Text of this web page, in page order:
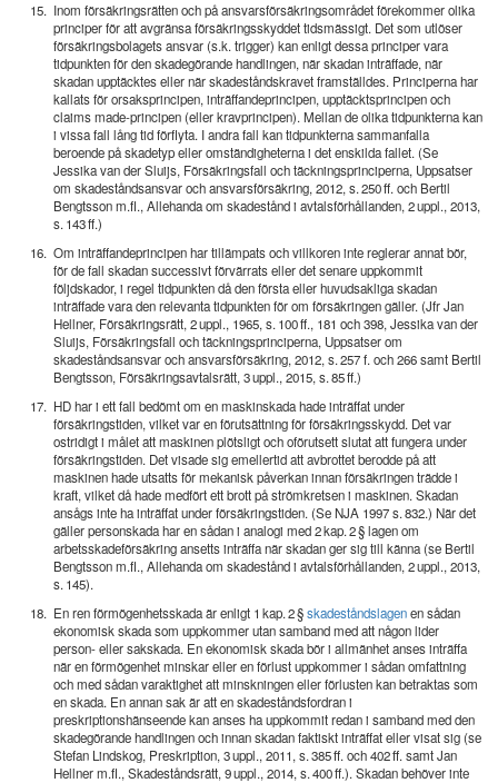
15. Inom försäkringsrätten och på ansvarsförsäkringsområdet förekommer olika
principer för att avgränsa försäkringsskyddet tidsmässigt. Det som utlöser
försäkringsbolagets ansvar (s.k. trigger) kan enligt dessa principer vara
tidpunkten för den skadegörande handlingen, när skadan inträffade, när
skadan upptäcktes eller när skadeståndskravet framställdes. Principerna har
kallats för orsaksprincipen, inträffandeprincipen, upptäcktsprincipen och
claims made-principen (eller kravprincipen). Mellan de olika tidpunkterna kan
i vissa fall lång tid förflyta. I andra fall kan tidpunkterna sammanfalla
beroende på skadetyp eller omständigheterna i det enskilda fallet. (Se
Jessika van der Sluijs, Försäkringsfall och täckningsprinciperna, Uppsatser
om skadeståndsansvar och ansvarsförsäkring, 2012, s. 250 ff. och Bertil
Bengtsson m.fl., Allehanda om skadestånd i avtalsförhållanden, 2 uppl., 2013,
s. 143 ff.)
16. Om inträffandeprincipen har tillämpats och villkoren inte reglerar annat bör,
för de fall skadan successivt förvärrats eller det senare uppkommit
följdskador, i regel tidpunkten då den första eller huvudsakliga skadan
inträffade vara den relevanta tidpunkten för om försäkringen gäller. (Jfr Jan
Hellner, Försäkringsrätt, 2 uppl., 1965, s. 100 ff., 181 och 398, Jessika van der
Sluijs, Försäkringsfall och täckningsprinciperna, Uppsatser om
skadeståndsansvar och ansvarsförsäkring, 2012, s. 257 f. och 266 samt Bertil
Bengtsson, Försäkringsavtalsrätt, 3 uppl., 2015, s. 85 ff.)
17. HD har i ett fall bedömt om en maskinskada hade inträffat under
försäkringstiden, vilket var en förutsättning för försäkringsskydd. Det var
ostridigt i målet att maskinen plötsligt och oförutsett slutat att fungera under
försäkringstiden. Det visade sig emellertid att avbrottet berodde på att
maskinen hade utsatts för mekanisk påverkan innan försäkringen trädde i
kraft, vilket då hade medfört ett brott på strömkretsen i maskinen. Skadan
ansågs inte ha inträffat under försäkringstiden. (Se NJA 1997 s. 832.) När det
gäller personskada har en sådan i analogi med 2 kap. 2 § lagen om
arbetsskadeförsäkring ansetts inträffa när skadan ger sig till känna (se Bertil
Bengtsson m.fl., Allehanda om skadestånd i avtalsförhållanden, 2 uppl., 2013,
s. 145).
18. En ren förmögenhetsskada är enligt 1 kap. 2 §skadeståndslagenen sådan
ekonomisk skada som uppkommer utan samband med att någon lider
person- eller sakskada. En ekonomisk skada bör i allmänhet anses inträffa
när en förmögenhet minskar eller en förlust uppkommer i sådan omfattning
och med sådan varaktighet att minskningen eller förlusten kan betraktas som
en skada. En annan sak är att en skadeståndsfordran i
preskriptionshänseende kan anses ha uppkommit redan i samband med den
skadegörande handlingen och innan skadan faktiskt inträffat eller visat sig (se
Stefan Lindskog, Preskription, 3 uppl., 2011, s. 385 ff. och 402 ff. samt Jan
Hellner m.fl., Skadeståndsrätt, 9 uppl., 2014, s. 400 ff.). Skadan behöver inte